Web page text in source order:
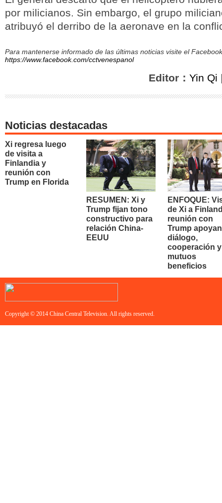
por milicianos. Sin embargo, el grupo
atribuyó el derribo de la aeronave en la
Para mantenerse informado de las últimas noticias visite el
https://www.facebook.com/cctvenespanol
Editor： Yin Qi
Noticias destacadas
Xi regresa luego
de visita a
Finlandia y
reunión con
Trump en Florida
RESUMEN: Xi y
Trump fijan tono
constructivo para
relación China-
EEUU
ENFOQUE:
de Xi a
reunión con
Trump apoyan
diálogo,
cooperación y
mutuos
beneficios
Copyright © 2014 China Central Television. All rights reserved.